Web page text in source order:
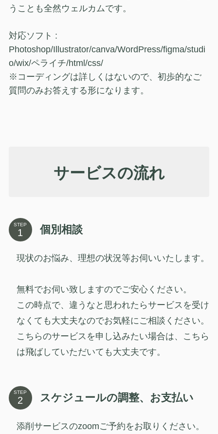
うことも全然ウェルカムです。
対応ソフト :
Photoshop/Illustrator/canva/WordPress/figma/studi
o/wix/ペライチ/html/css/
※コーディングは詳しくはないので、初歩的なご
質問のみお答えする形になります。
サービスの流れ
STEP 個別相談
現状のお悩み、理想の状況等お伺いいたします。
無料でお伺い致しますのでご安心ください。
この時点で、違うなと思われたらサービスを受け
なくても大丈夫なのでお気軽にご相談ください。
こちらのサービスを申し込みたい場合は、こちら
は飛ばしていただいても大丈夫です。
STEP スケジュールの調整、お支払い
添削サービスのzoomご予約をお取りください。